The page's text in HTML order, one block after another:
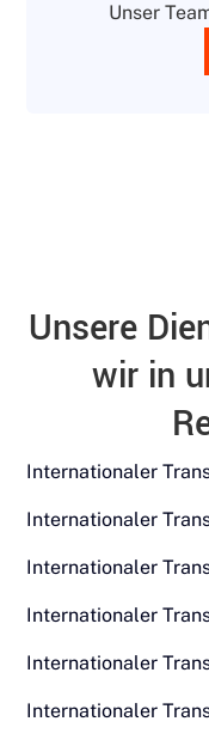
Unser
Unsere
wir in
Internationaler
Internationaler
Internationaler
Internationaler
Internationaler
Internationaler